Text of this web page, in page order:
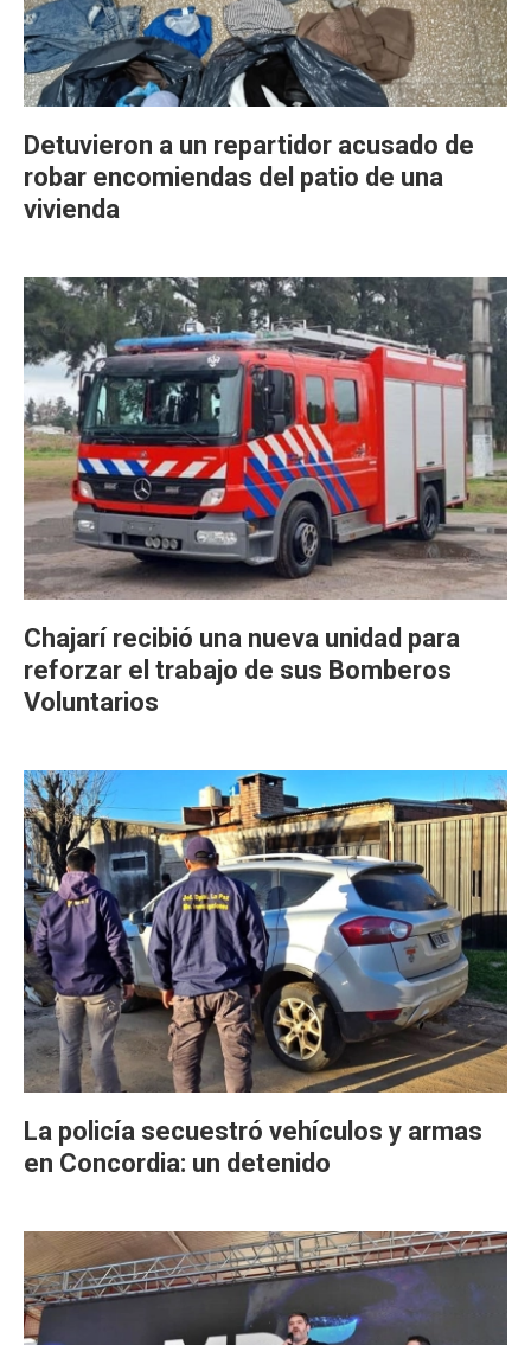
Detuvieron a un repartidor acusado de
robar encomiendas del patio de una
vivienda
Chajarí recibió una nueva unidad para
reforzar el trabajo de sus Bomberos
Voluntarios
La policía secuestró vehículos y armas
en Concordia: un detenido